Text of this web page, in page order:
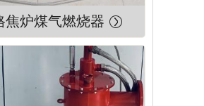
焦炉煤气燃烧器